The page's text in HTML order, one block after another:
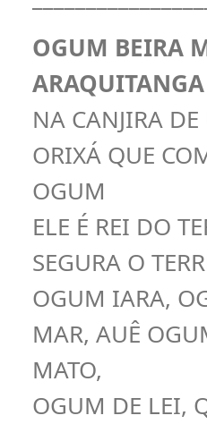
OGUM BEIRA
ARAQUITANGA
NA CANJIRA
ORIXÁ QUE
OGUM
ELE É REI DO
SEGURA O
OGUM IARA,
MAR, AUÊ
MATO,
OGUM DE LEI,